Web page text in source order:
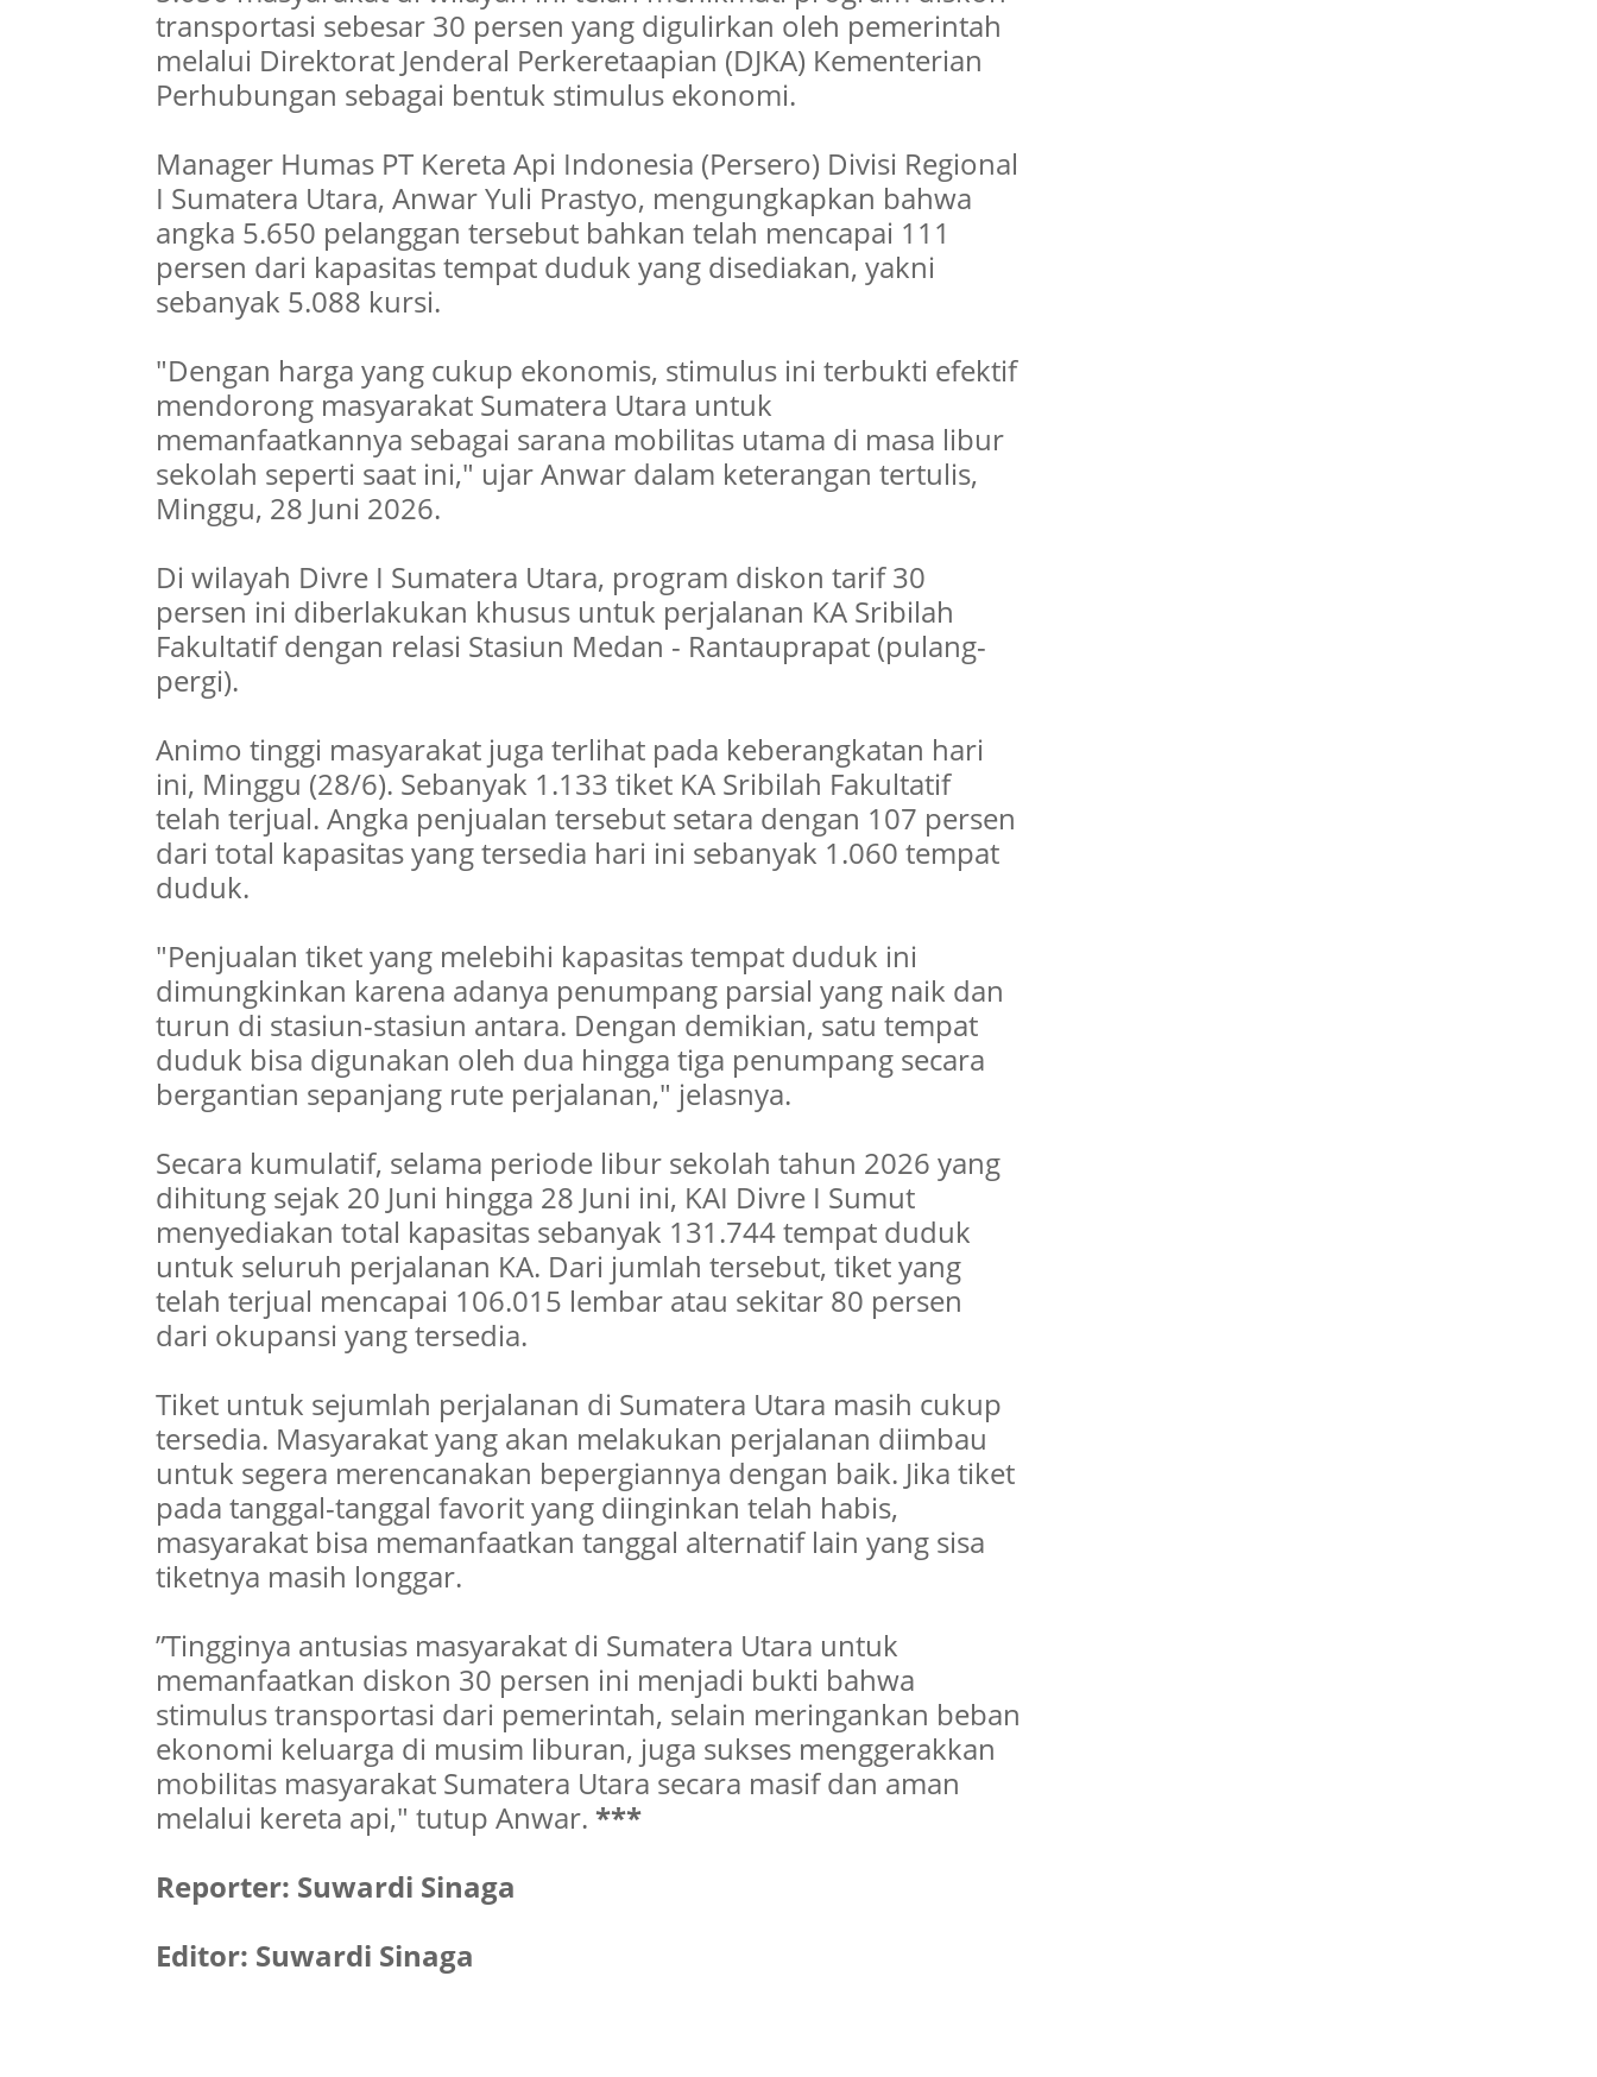
transportasi sebesar 30 persen yang digulirkan oleh pemerintah
melalui Direktorat Jenderal Perkeretaapian (DJKA) Kementerian
Perhubungan sebagai bentuk stimulus ekonomi.
Manager Humas PT Kereta Api Indonesia (Persero) Divisi Regional
I Sumatera Utara, Anwar Yuli Prastyo, mengungkapkan bahwa
angka 5.650 pelanggan tersebut bahkan telah mencapai 111
persen dari kapasitas tempat duduk yang disediakan, yakni
sebanyak 5.088 kursi.
"Dengan harga yang cukup ekonomis, stimulus ini terbukti efektif
mendorong masyarakat Sumatera Utara untuk
memanfaatkannya sebagai sarana mobilitas utama di masa libur
sekolah seperti saat ini," ujar Anwar dalam keterangan tertulis,
Minggu, 28 Juni 2026.
Di wilayah Divre I Sumatera Utara, program diskon tarif 30
persen ini diberlakukan khusus untuk perjalanan KA Sribilah
Fakultatif dengan relasi Stasiun Medan - Rantauprapat (pulang-
pergi).
Animo tinggi masyarakat juga terlihat pada keberangkatan hari
ini, Minggu (28/6). Sebanyak 1.133 tiket KA Sribilah Fakultatif
telah terjual. Angka penjualan tersebut setara dengan 107 persen
dari total kapasitas yang tersedia hari ini sebanyak 1.060 tempat
duduk.
"Penjualan tiket yang melebihi kapasitas tempat duduk ini
dimungkinkan karena adanya penumpang parsial yang naik dan
turun di stasiun-stasiun antara. Dengan demikian, satu tempat
duduk bisa digunakan oleh dua hingga tiga penumpang secara
bergantian sepanjang rute perjalanan," jelasnya.
Secara kumulatif, selama periode libur sekolah tahun 2026 yang
dihitung sejak 20 Juni hingga 28 Juni ini, KAI Divre I Sumut
menyediakan total kapasitas sebanyak 131.744 tempat duduk
untuk seluruh perjalanan KA. Dari jumlah tersebut, tiket yang
telah terjual mencapai 106.015 lembar atau sekitar 80 persen
dari okupansi yang tersedia.
Tiket untuk sejumlah perjalanan di Sumatera Utara masih cukup
tersedia. Masyarakat yang akan melakukan perjalanan diimbau
untuk segera merencanakan bepergiannya dengan baik. Jika tiket
pada tanggal-tanggal favorit yang diinginkan telah habis,
masyarakat bisa memanfaatkan tanggal alternatif lain yang sisa
tiketnya masih longgar.
”Tingginya antusias masyarakat di Sumatera Utara untuk
memanfaatkan diskon 30 persen ini menjadi bukti bahwa
stimulus transportasi dari pemerintah, selain meringankan beban
ekonomi keluarga di musim liburan, juga sukses menggerakkan
mobilitas masyarakat Sumatera Utara secara masif dan aman
melalui kereta api," tutup Anwar. ***
Reporter: Suwardi Sinaga
Editor: Suwardi Sinaga